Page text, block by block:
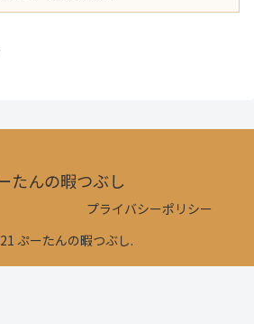
たんの暇つぶし
プライバシーポリシー
ぷーたんの暇つぶし.